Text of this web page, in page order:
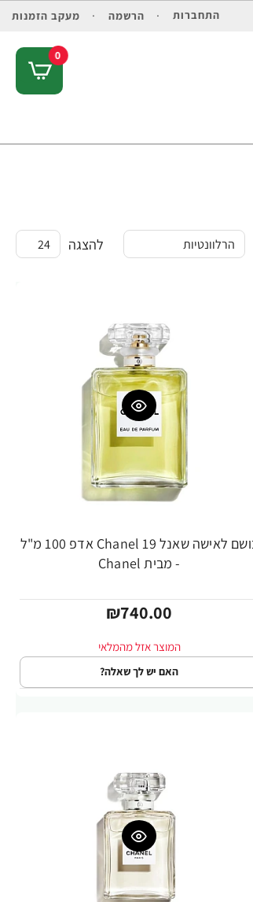
התחברות הרשמה מעקב הזמנות
0
להצגה
בושם לאישה שאנל 19 Chanel אדפ 100 מ"ל
- מבית Chanel
₪740.00
האם יש לך שאלה?